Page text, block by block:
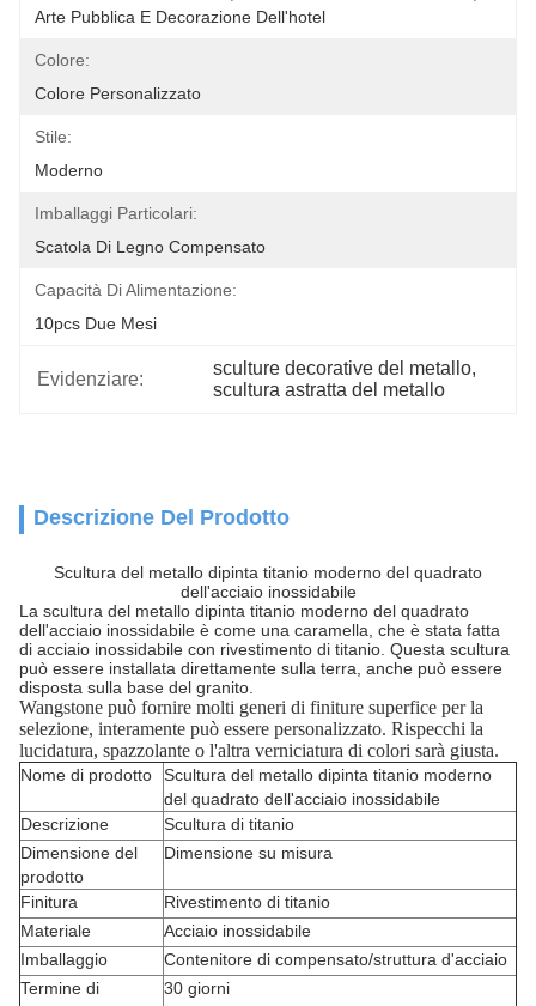
Arte Pubblica E Decorazione Dell'hotel
Colore:
Colore Personalizzato
Stile:
Moderno
Imballaggi Particolari:
Scatola Di Legno Compensato
Capacità Di Alimentazione:
10pcs Due Mesi
Evidenziare:
sculture decorative del metallo,
scultura astratta del metallo
Descrizione Del Prodotto
Scultura del metallo dipinta titanio moderno del quadrato
dell'acciaio inossidabile
La scultura del metallo dipinta titanio moderno del quadrato
dell'acciaio inossidabile è come una caramella, che è stata fatta
di acciaio inossidabile con rivestimento di titanio. Questa scultura
può essere installata direttamente sulla terra, anche può essere
disposta sulla base del granito.
Wangstone può fornire molti generi di finiture superfice per la
selezione, interamente può essere personalizzato. Rispecchi la
lucidatura, spazzolante o l'altra verniciatura di colori sarà giusta.
Nome di prodotto
Scultura del metallo dipinta titanio moderno
del quadrato dell'acciaio inossidabile
Descrizione
Scultura di titanio
Dimensione del
prodotto
Dimensione su misura
Finitura
Rivestimento di titanio
Materiale
Acciaio inossidabile
Imballaggio
Contenitore di compensato/struttura d'acciaio
Termine di
30 giorni